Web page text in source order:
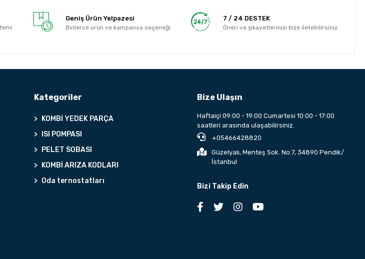
Geniş Ürün Yelpazesi
Binlerce ürün ve kampanya seçeneği
7 / 24 DESTEK
Öneri ve şikayetlerinizi bize iletebilirsiniz.
Kategoriler
KOMBİ YEDEK PARÇA
ISI POMPASI
PELET SOBASI
KOMBİ ARIZA KODLARI
Oda ternostatları
Bize Ulaşın
Haftaiçi 09:00 - 19:00 Cumartesi 10:00 - 17:00
saatleri arasında ulaşabilirsiniz.
+05466428820
Güzelyalı, Menteş Sok. No:7, 34890 Pendik/
İstanbul
Bizi Takip Edin